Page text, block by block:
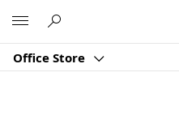
Office Store